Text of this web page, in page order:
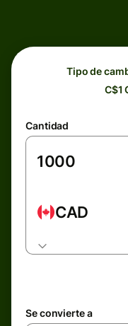
Tipo de
C$1
Cantidad
CAD
Se convierte a